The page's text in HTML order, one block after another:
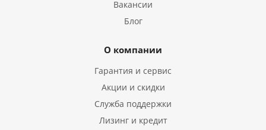
Вакансии
Блог
О компании
Гарантия и сервис
Акции и скидки
Служба поддержки
Лизинг и кредит